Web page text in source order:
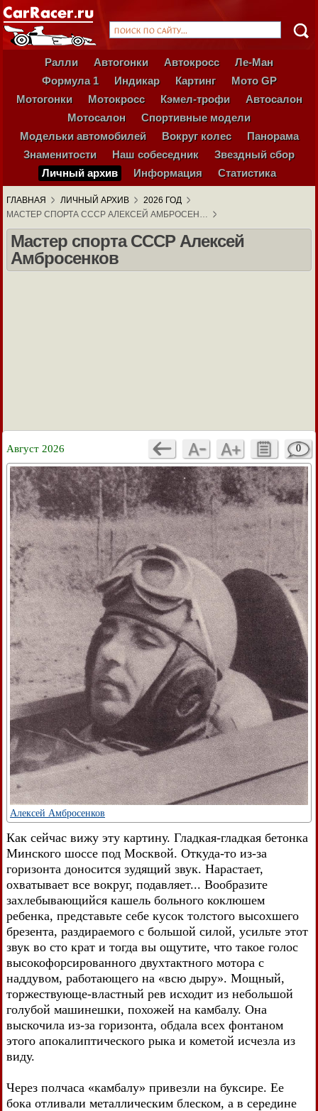
Ралли Автогонки Автокросс
Ле-Ман
Формула 1
Индикар Картинг
Мото GP
Мотогонки
Мотокросс Кэмел-трофи
Автосалон
Мотосалон
Спортивные модели
Модельки автомобилей
Вокруг колес
Панорама
Знаменитости
Наш собеседник
Звездный сбор
Личный архив
Информация Статистика
ГЛАВНАЯ ЛИЧНЫЙ АРХИВ
2026 ГОД
МАСТЕР СПОРТА СССР АЛЕКСЕЙ АМБРОСЕН…
Мастер спорта СССР Алексей
Амбросенков
Август 2026 0
Алексей Амбросенков
Как сейчас вижу эту картину. Гладкая-гладкая бетонка
Минского шоссе под Москвой. Откуда-то из-за
горизонта доносится зудящий звук. Нарастает,
охватывает все вокруг, подавляет... Вообразите
захлебывающийся кашель больного коклюшем
ребенка, представьте себе кусок толстого высохшего
брезента, раздираемого с большой силой, усильте этот
звук во сто крат и тогда вы ощутите, что такое голос
высокофорсированного двухтактного мотора с
наддувом, работающего на «всю дыру». Мощный,
торжествующе-властный рев исходит из небольшой
голубой машинешки, похожей на камбалу. Она
выскочила из-за горизонта, обдала всех фонтаном
этого апокалиптического рыка и кометой исчезла из
виду.
Через полчаса «камбалу» привезли на буксире. Ее
бока отливали металлическим блеском, а в середине